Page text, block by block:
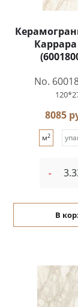
Каррара
No.
8085
м2
-
В